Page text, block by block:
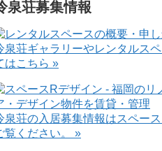
泉荘募集情報
泉荘ギャラリーやレンタルス
はこちら »
泉荘の入居募集情報はスペー
覧ください。 »